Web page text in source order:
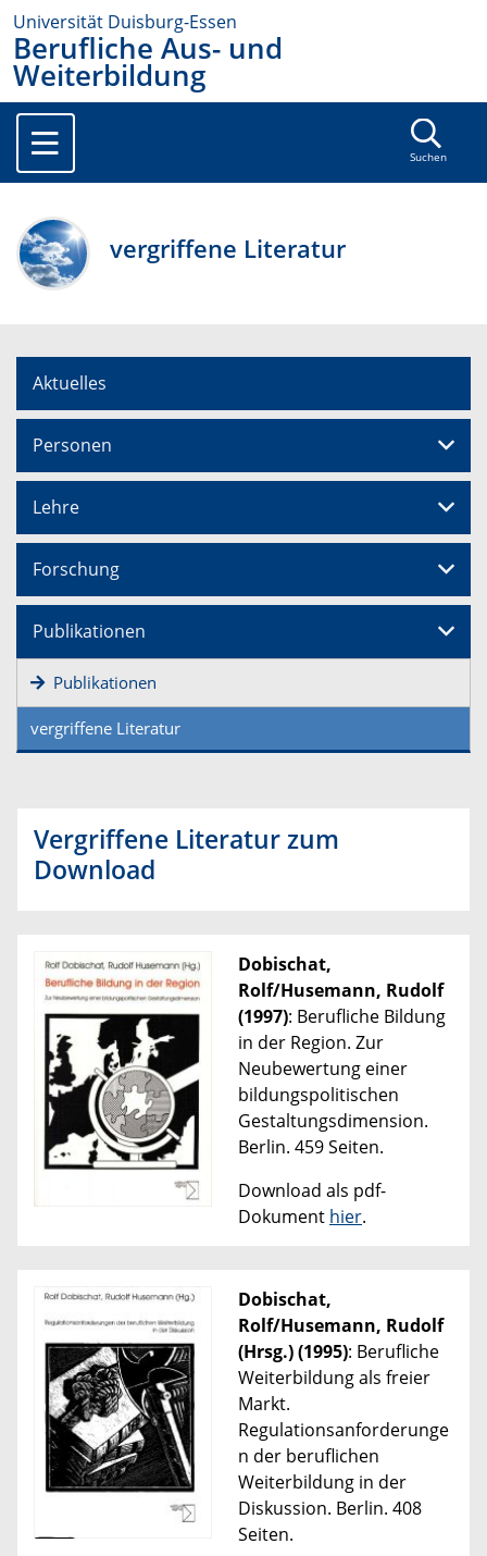
Universität Duisburg-Essen
Berufliche Aus- und
Weiterbildung
Suchen
vergriffene Literatur
Aktuelles
Personen
Lehre
Forschung
Publikationen
Publikationen
vergriffene Literatur
Vergriffene Literatur zum
Download
Dobischat,
Rolf/Husemann, Rudolf
(1997): Berufliche Bildung
in der Region. Zur
Neubewertung einer
bildungspolitischen
Gestaltungsdimension.
Berlin. 459 Seiten.
Download als pdf-
Dokument hier.
Dobischat,
Rolf/Husemann, Rudolf
(Hrsg.) (1995): Berufliche
Weiterbildung als freier
Markt.
Regulationsanforderunge
n der beruflichen
Weiterbildung in der
Diskussion. Berlin. 408
Seiten.